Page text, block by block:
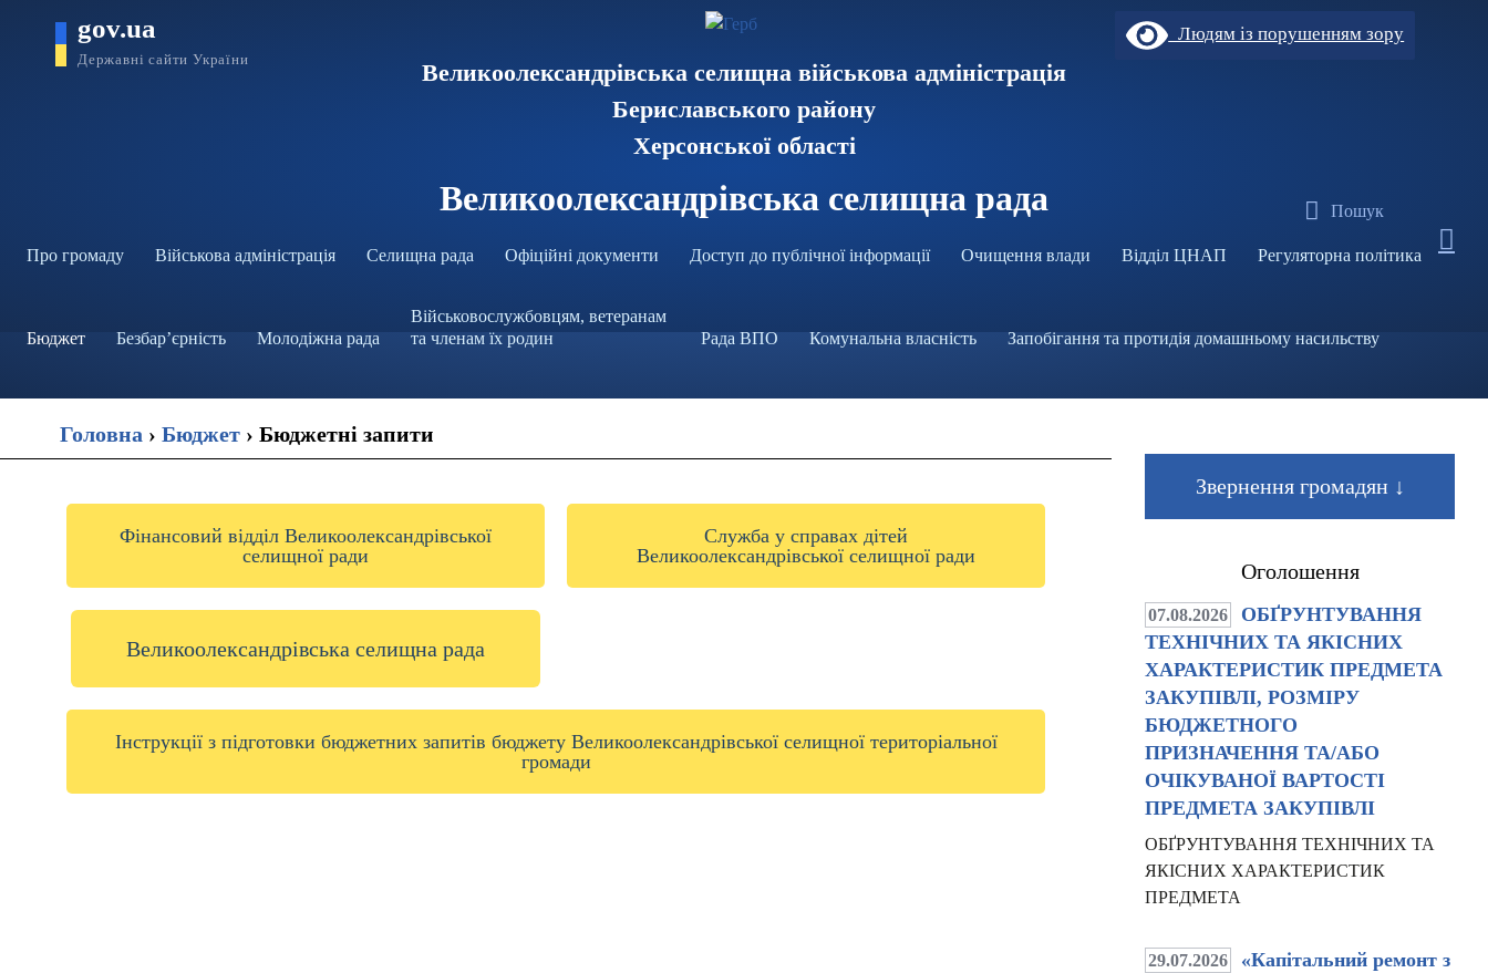
gov.ua
Державні сайти України
Великоолександрівська селищна військова адміністрація
Бериславського району
Херсонської області
Великоолександрівська селищна рада
Людям із порушенням зору
Про громаду Військова адміністрація Селищна рада Офіційні документи Доступ до публічної інформації Очищення влади Відділ ЦНАП Регуляторна політика
Бюджет Безбар’єрність Молодіжна рада
Військовослужбовцям, ветеранам
та членам їх родин
Рада ВПО Комунальна власність Запобігання та протидія домашньому насильству
Пошук
Головна › Бюджет › Бюджетні запити
Фінансовий відділ Великоолександрівської
селищної ради
Служба у справах дітей
Великоолександрівської селищної ради
Великоолександрівська селищна рада
Інструкції з підготовки бюджетних запитів бюджету Великоолександрівської селищної територіальної
громади
Звернення громадян ↓
Оголошення
07.08.2026
ОБҐРУНТУВАННЯ
ТЕХНІЧНИХ ТА ЯКІСНИХ
ХАРАКТЕРИСТИК ПРЕДМЕТА
ЗАКУПІВЛІ, РОЗМІРУ
БЮДЖЕТНОГО
ПРИЗНАЧЕННЯ ТА/АБО
ОЧІКУВАНОЇ ВАРТОСТІ
ПРЕДМЕТА ЗАКУПІВЛІ
ОБҐРУНТУВАННЯ ТЕХНІЧНИХ ТА
ЯКІСНИХ ХАРАКТЕРИСТИК
ПРЕДМЕТА
29.07.2026
«Капітальний ремонт з